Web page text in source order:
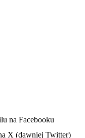
na Facebooku
X (dawniej Twitter)